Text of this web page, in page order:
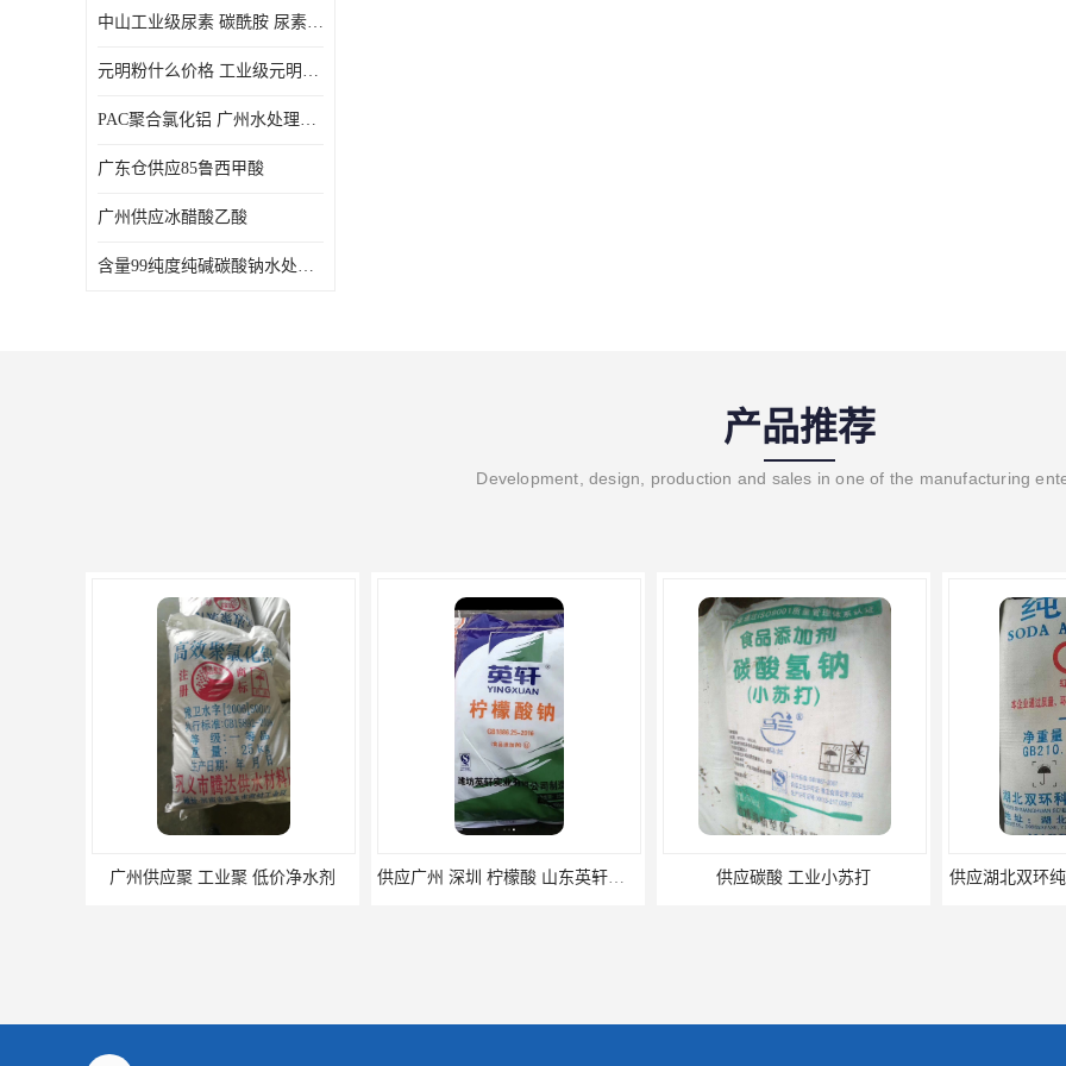
中山工业级尿素 碳酰胺 尿素是一种高浓度氮肥
元明粉什么价格 工业级元明粉 无水硫酸钠 硫酸钠 合成洗涤剂的填充料
PAC聚合氯化铝 广州水处理药剂聚合氯化铝PAC 工业污水废水城镇生活污水的净化处理
广东仓供应85鲁西甲酸
广州供应冰醋酸乙酸
含量99纯度纯碱碳酸钠水处理剂
产品推荐
Development, design, production and sales in one of the manufacturing
广州供应聚 工业聚 低价净水剂 供应广州 深圳 柠檬酸 山东英轩柠檬酸 二水柠檬酸 供应碳酸 工业小苏打 供应湖北双环